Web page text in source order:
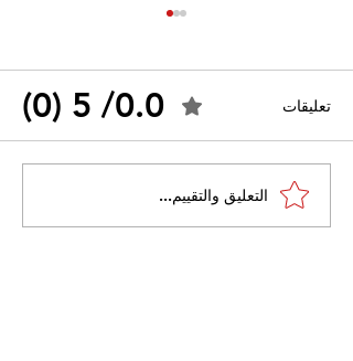
القضاء الإداري يقضي بحل
نقابة "كنابست"
تعليقات 0.0/ 5 (0)
التعليق والتقييم...